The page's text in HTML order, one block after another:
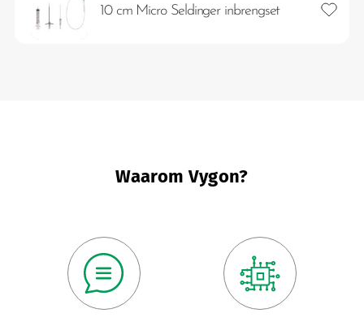
10 cm Micro Seldinger inbrengset
Waarom Vygon?